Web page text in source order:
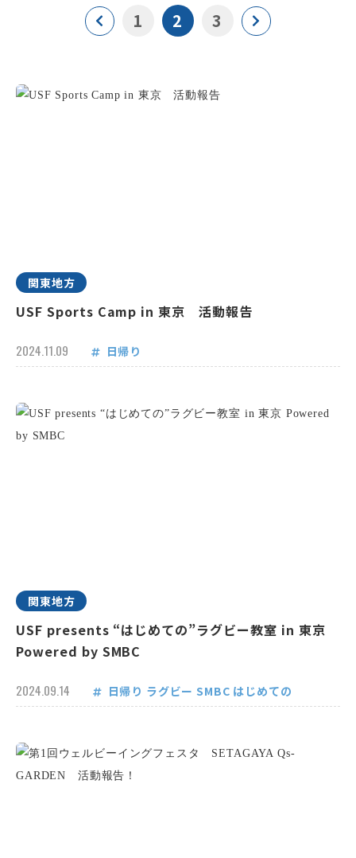
1 2 3
関東地方
USF Sports Camp in 東京 活動報告
2024.11.09 日帰り
関東地方
USF presents “はじめての”ラグビー教室 in 東京
Powered by SMBC
2024.09.14 日帰り ラグビー SMBC はじめての